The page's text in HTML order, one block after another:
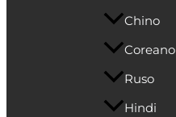
Chino
Coreano
Ruso
Hindi